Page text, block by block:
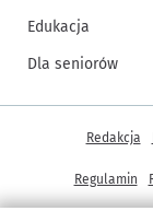
Edukacja
Dla seniorów
Inne
Redakcja
Regulamin